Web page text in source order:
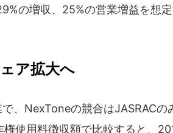
の増収、25%の営業増益を想定
ア拡大へ
、NexToneの競合はJASRACの
使用料徴収額で比較すると、